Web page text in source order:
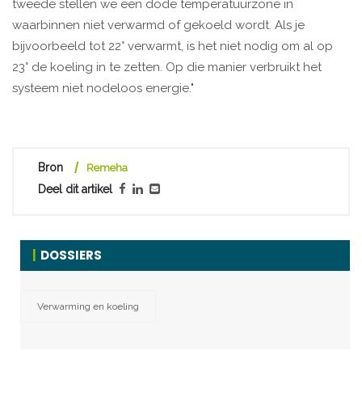
tweede stellen we een dode temperatuurzone in
waarbinnen niet verwarmd of gekoeld wordt. Als je
bijvoorbeeld tot 22° verwarmt, is het niet nodig om al op
23° de koeling in te zetten. Op die manier verbruikt het
systeem niet nodeloos energie."
Bron Remeha
Deel dit artikel
DOSSIERS
Verwarming en koeling